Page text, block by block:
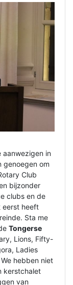
aanwezigen in
genoegen om
Club
bijzonder
clubs en de
eerst heeft
Sta me
Tongerse
Lions, Fifty-
Ladies
hebben niet
kerstchalet
van